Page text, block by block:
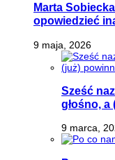
Marta
opowiedzieć
9 maja, 2026
Sześć
głośno,
9 marca,